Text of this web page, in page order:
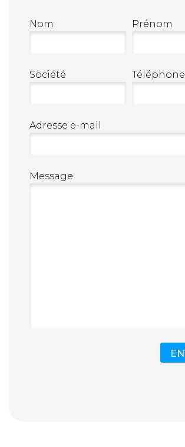
Nom Prénom
Société Téléphone
Adresse e-mail
Message